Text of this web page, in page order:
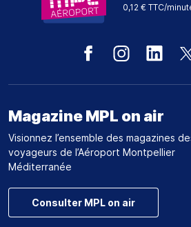
0,12 € TTC/
Magazine MPL on air
Visionnez l’ensemble des magazines
voyageurs de l’Aéroport Montpellier
Méditerranée
Consulter MPL on air